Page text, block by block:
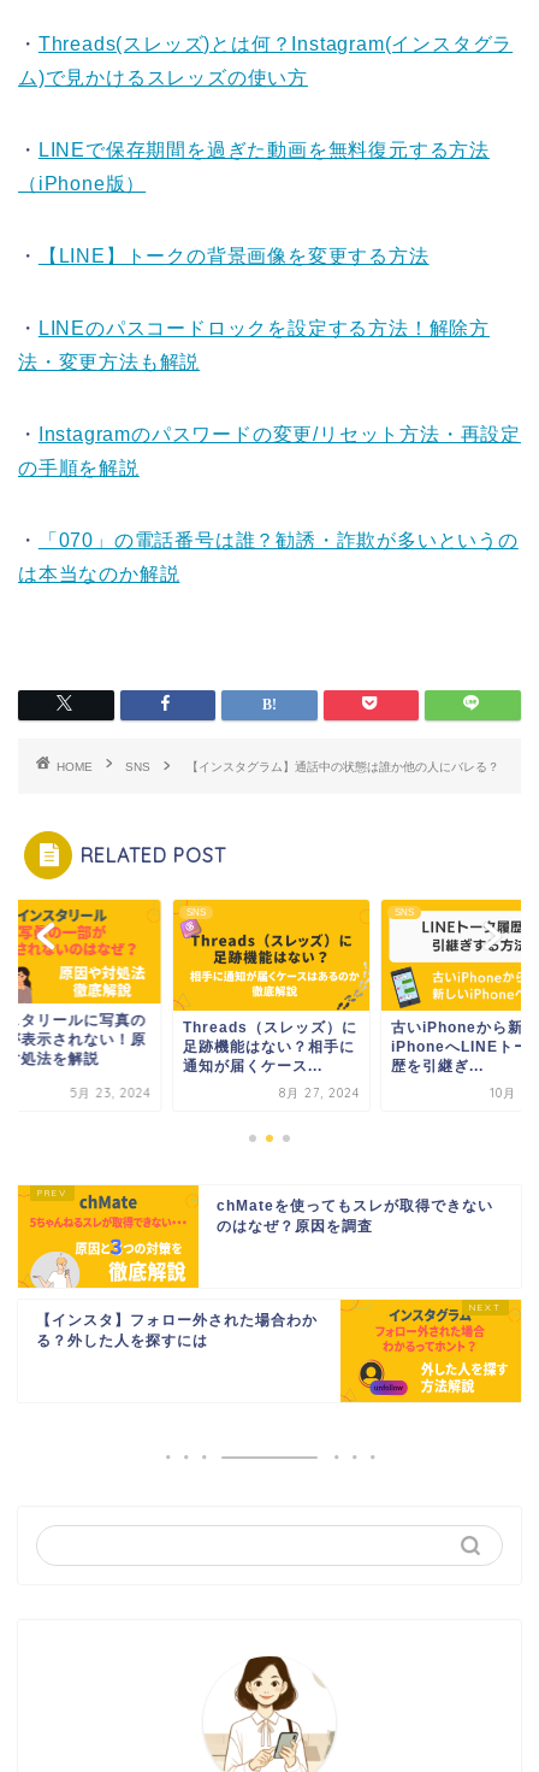
・ Threads(スレッズ)とは何？Instagram(インスタグラ
ム)で見かけるスレッズの使い方
・ LINEで保存期間を過ぎた動画を無料復元する方法
（iPhone版）
・ 【LINE】トークの背景画像を変更する方法
・ LINEのパスコードロックを設定する方法！解除方
法・変更方法も解説
・
Instagramのパスワードの変更/リセット方法・再設定
の手順を解説
・
「070」の電話番号は誰？勧誘・詐欺が多いというの
は本当なのか解説
HOME SNS 【インスタグラム】通話中の状態は誰か他の人にバレる？
RELATED POST
スタリールに写真の
が表示されない！原
対処法を解説
5月 23, 2024
SNS
Threads（スレッズ）に
足跡機能はない？相手に
通知が届くケース...
8月 27, 2024
SNS
古いiPhoneから新
iPhoneへLINEトー
歴を引継ぎ...
10月 9,
chMateを使ってもスレが取得できない
のはなぜ？原因を調査
【インスタ】フォロー外された場合わか
る？外した人を探すには